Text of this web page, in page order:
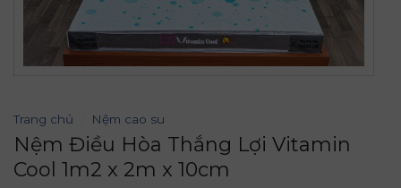
Trang chủ Nệm cao su
Nệm Điều Hòa Thắng Lợi Vitamin
Cool 1m2 x 2m x 10cm